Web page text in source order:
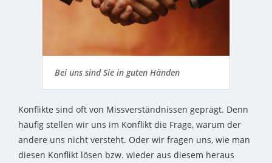
Bei uns sind Sie in guten Händen
Konflikte sind oft von Missverständnissen geprägt. Denn
häufig stellen wir uns im Konflikt die Frage, warum der
andere uns nicht versteht. Oder wir fragen uns, wie man
diesen Konflikt lösen bzw. wieder aus diesem heraus